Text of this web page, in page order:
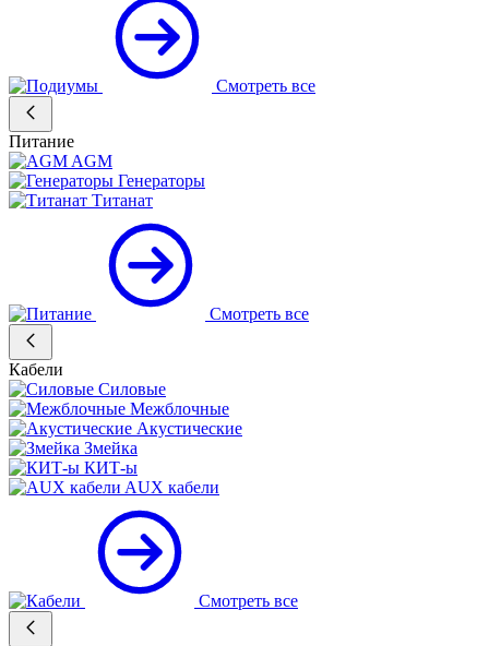
Смотреть все
Питание
AGM
Генераторы
Титанат
Смотреть все
Кабели
Силовые
Межблочные
Акустические
Змейка
КИТ-ы
AUX кабели
Смотреть все